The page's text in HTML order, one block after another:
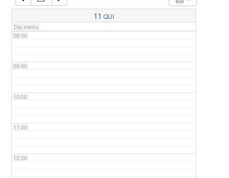
11 QUI
Dia inteiro
07:00
08:00
09:00
10:00
11:00
12:00